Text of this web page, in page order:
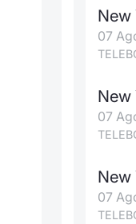
New
07
New
07
New
07